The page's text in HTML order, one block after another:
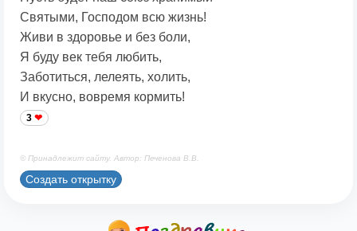
Святыми, Господом всю жизнь!
Живи в здоровье и без боли,
Я буду век тебя любить,
Заботиться, лелеять, холить,
И вкусно, вовремя кормить!
3
© Принадлежит сайту. Автор: Печенова В.В.
Создать открытку